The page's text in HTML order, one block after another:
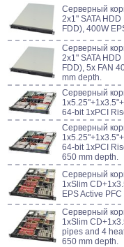
Серверный
2x1" SATA
FDD), 400W
Серверный
2x1" SATA
FDD), 5x FAN
mm depth.
Серверный
64-bit 1xPCI
Серверный
64-bit 1xPCI
650 mm depth.
Серверный
1xSlim
EPS Active
Серверный
1xSlim
pipes and 4
650 mm depth.